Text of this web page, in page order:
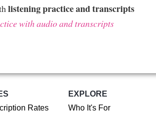
listening practice and transcripts
with audio and transcripts
Rates
EXPLORE
Who It's For